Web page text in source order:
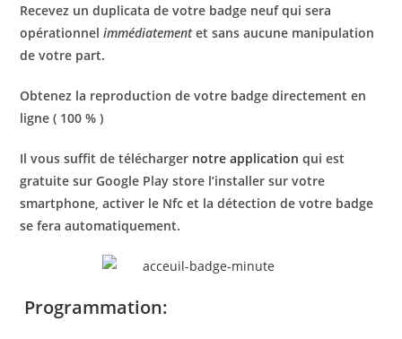
Recevez un duplicata de votre badge neuf qui sera
opérationnelimmédiatementet sans aucune manipulation
de votre part.
Obtenez la reproduction de votre badge directement en
ligne ( 100 % )
Il vous suffit de télécharger notre application qui est
gratuite sur Google Play store l’installer sur votre
smartphone, activer le Nfc et la détection de votre badge
se fera automatiquement.
Programmation: